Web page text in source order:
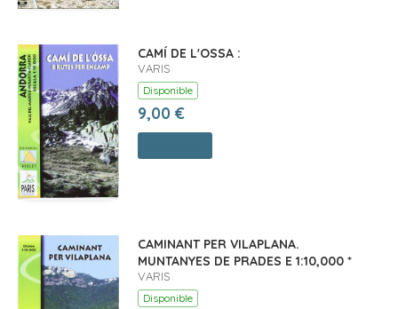
CAMÍ DE L'OSSA :
VARIS
Disponible
9,00 €
CAMINANT PER VILAPLANA.
MUNTANYES DE PRADES E 1:10,000 *
VARIS
Disponible